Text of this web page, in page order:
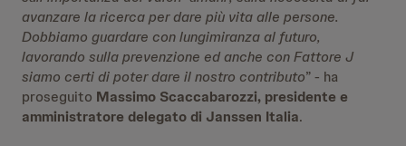
avanzare la ricerca per dare più vita alle persone.
Dobbiamo guardare con lungimiranza al futuro,
lavorando sulla prevenzione ed anche con Fattore J
siamo certi di poter dare il nostro contributo” - ha
proseguito Massimo Scaccabarozzi, presidente e
amministratore delegato di Janssen Italia.